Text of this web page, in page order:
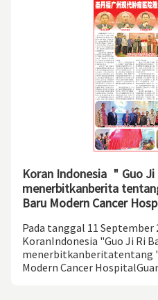
Koran Indonesia ＂Guo Ji
menerbitkanberita
Baru Modern Cancer
Pada tanggal 11 September
KoranIndonesia "Guo Ji Ri
menerbitkanberitatentang
Modern Cancer